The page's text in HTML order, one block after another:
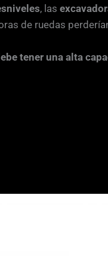
, las
de ruedas
tener una alta